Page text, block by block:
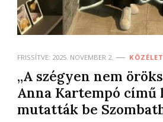
FRISSÍTVE: 2025. NOVEMBER 2. KÖZÉLET
„A szégyen nem
Anna Kartempó
mutatták be